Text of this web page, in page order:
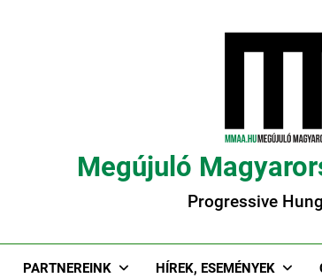
Megújuló
Progressive
PARTNEREINK HÍREK, ESEMÉNYEK